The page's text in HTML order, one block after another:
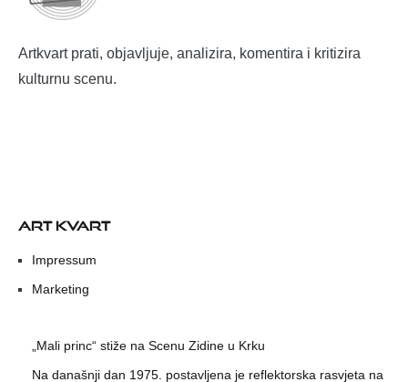
Artkvart prati, objavljuje, analizira, komentira i kritizira
kulturnu scenu.
ART KVART
Impressum
Marketing
„Mali princ“ stiže na Scenu Zidine u Krku
Na današnji dan 1975. postavljena je reflektorska rasvjeta na